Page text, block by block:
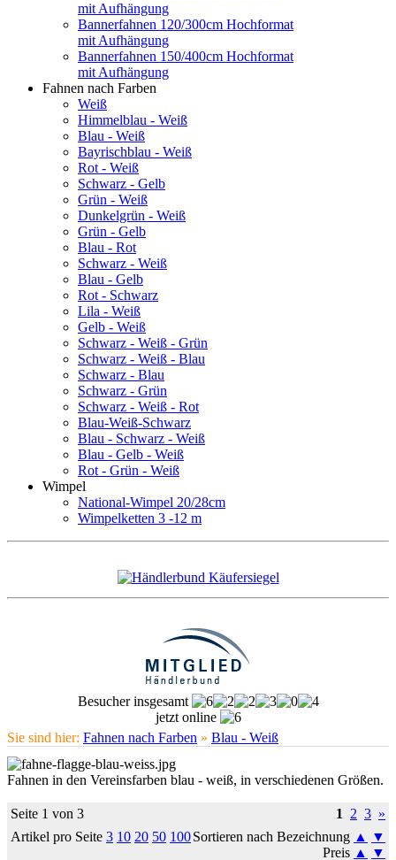
mit Aufhängung
Bannerfahnen 120/300cm Hochformat
mit Aufhängung
Bannerfahnen 150/400cm Hochformat
mit Aufhängung
Fahnen nach Farben
Weiß
Himmelblau - Weiß
Blau - Weiß
Bayrischblau - Weiß
Rot - Weiß
Schwarz - Gelb
Grün - Weiß
Dunkelgrün - Weiß
Grün - Gelb
Blau - Rot
Schwarz - Weiß
Blau - Gelb
Rot - Schwarz
Lila - Weiß
Gelb - Weiß
Schwarz - Weiß - Grün
Schwarz - Weiß - Blau
Schwarz - Blau
Schwarz - Grün
Schwarz - Weiß - Rot
Blau-Weiß-Schwarz
Blau - Schwarz - Weiß
Blau - Gelb - Weiß
Rot - Grün - Weiß
Wimpel
National-Wimpel 20/28cm
Wimpelketten 3 -12 m
Besucher insgesamt
jetzt online
Sie sind hier: Fahnen nach Farben » Blau - Weiß
Fahnen in den Vereinsfarben blau - weiß, in verschiedenen Größen.
Seite 1 von 3 1 2 3 »
Artikel pro Seite 3 10 20 50 100Sortieren nach Bezeichnung ▲
▼
Preis ▲ ▼